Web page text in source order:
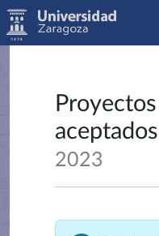
Proyectos
aceptados
2023